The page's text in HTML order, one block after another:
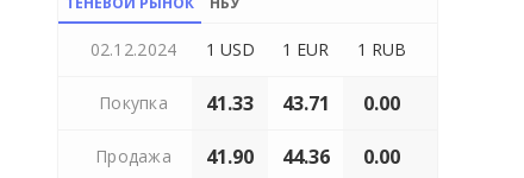
02.12.2024 1 USD 1 EUR 1 RUB
Покупка 41.33 43.71 0.00
Продажа 41.90 44.36 0.00